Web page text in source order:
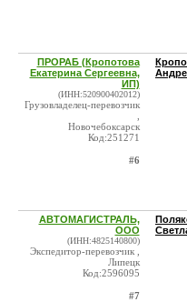
ПРОРАБ (Кропотова
Екатерина Сергеевна,
ИП)
(ИНН:520900402012)
Грузовладелец-перевозчик
Новочебоксарск
Код:251271
#6
АВТОМАГИСТРАЛЬ,
ООО
(ИНН:4825140800)
Экспедитор-перевозчик ,
Липецк
Код:2596095
#7